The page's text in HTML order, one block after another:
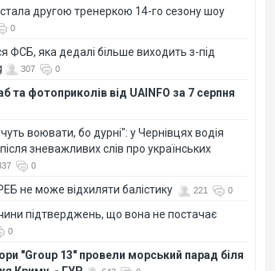
другою тренеркою 14-го сезону шоу
0
ФСБ, яка дедалі більше виходить з-під
307 0
та фотоприколів від UAINFO за 7 серпня
воювати, бо дурні": у Чернівцях водія
зневажливих слів про українських
0
не може відхиляти балістику 221 0
підтверджень, що вона не постачає
0
"Group 13" провели морський парад біля